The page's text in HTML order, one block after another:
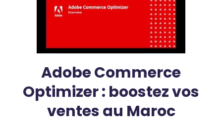
Adobe Commerce
Optimizer : boostez vos
ventes au Maroc